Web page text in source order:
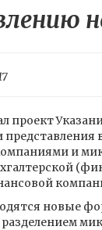
проект
представления
и
новые
разделением